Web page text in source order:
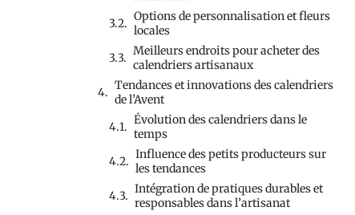
Options de personnalisation et fleurs
locales
Meilleurs endroits pour acheter des
calendriers artisanaux
Tendances et innovations des calendriers
de l’Avent
Évolution des calendriers dans le
temps
Influence des petits producteurs sur
les tendances
Intégration de pratiques durables et
responsables dans l’artisanat